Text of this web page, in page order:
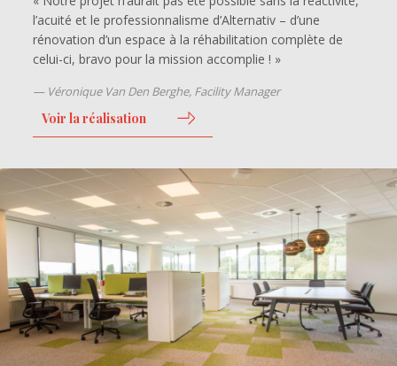
l’acuité et le professionnalisme d’Alternativ – d’une
rénovation d’un espace à la réhabilitation complète de
celui-ci, bravo pour la mission accomplie ! »
Véronique Van Den Berghe, Facility Manager
Voir la réalisation